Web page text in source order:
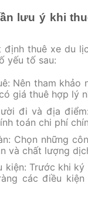
lưu ý khi
định thuê xe du
yếu tố sau:
Nên tham khảo
giá thuê hợp lý
đi và địa
toán chi phí
Chọn những
và chất lượng
kiện: Trước khi ký
các điều